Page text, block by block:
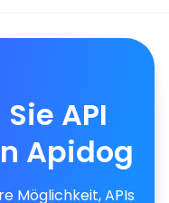
API
Apidog
Möglichkeit, APIs